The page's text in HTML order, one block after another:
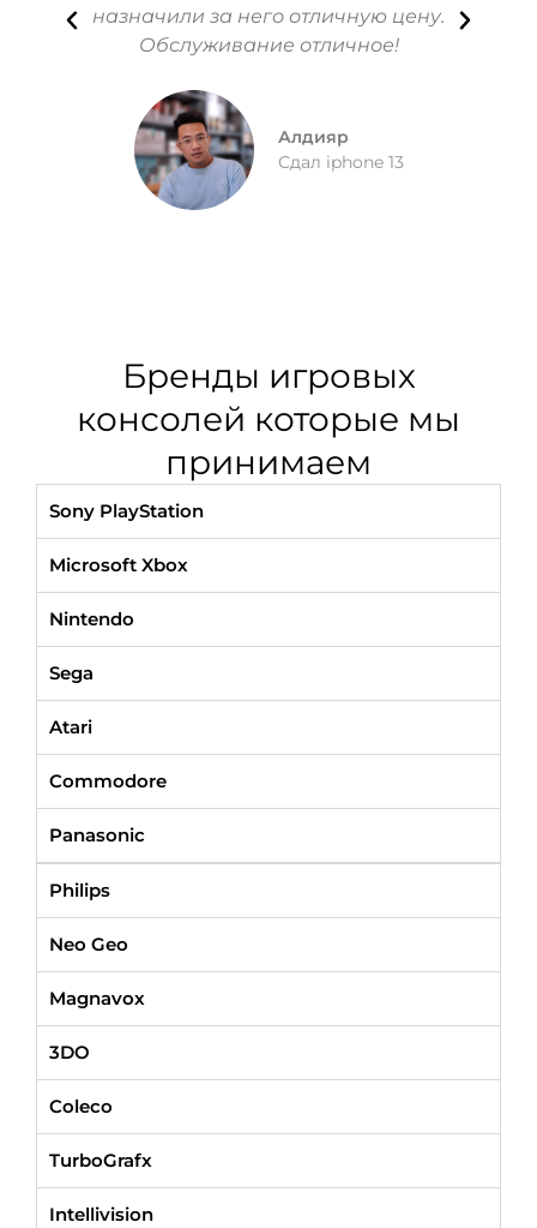
назначили за него отличную цену.
Обслуживание отличное!
Алдияр
Сдал iphone 13
Бренды игровых
консолей которые мы
принимаем
Sony PlayStation
Microsoft Xbox
Nintendo
Sega
Atari
Commodore
Panasonic
Philips
Neo Geo
Magnavox
3DO
Coleco
TurboGrafx
Intellivision